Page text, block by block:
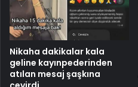
Nikaha dakikalar kala
geline kayınpederinden
atılan mesaj şaşkına